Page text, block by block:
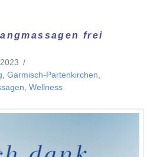
frei
Garmisch-Partenkirchen
Wellness